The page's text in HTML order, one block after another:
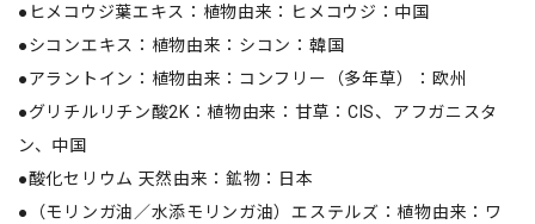
●ヒメコウジ葉エキス：植物由来：ヒメコウジ：中国
●シコンエキス：植物由来：シコン：韓国
●アラントイン：植物由来：コンフリー（多年草）：欧州
●グリチルリチン酸2K：植物由来：甘草：CIS、アフガニスタ
ン、中国
●酸化セリウム 天然由来：鉱物：日本
●（モリンガ油／水添モリンガ油）エステルズ：植物由来：ワ